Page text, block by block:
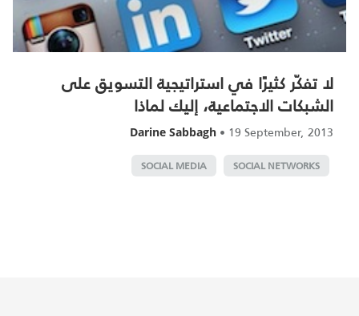
لا تفكّر كثيرًا في استراتيجية التسويق على
الشبكات الاجتماعية، إليك لماذا‎
Darine Sabbagh • 19 September, 2013
SOCIAL NETWORKS
SOCIAL MEDIA